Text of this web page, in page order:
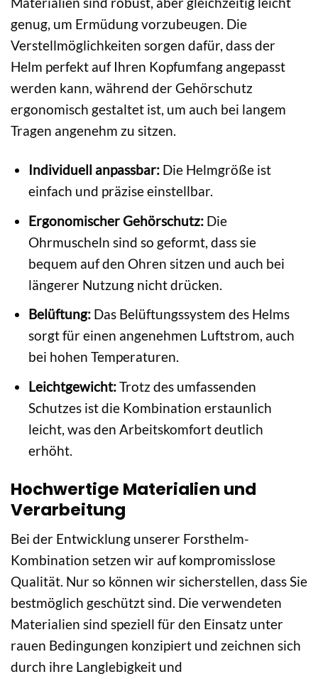
genug, um Ermüdung vorzubeugen. Die
Verstellmöglichkeiten sorgen dafür, dass der
Helm perfekt auf Ihren Kopfumfang angepasst
werden kann, während der Gehörschutz
ergonomisch gestaltet ist, um auch bei langem
Tragen angenehm zu sitzen.
Individuell anpassbar:Die Helmgröße ist
einfach und präzise einstellbar.
Ergonomischer Gehörschutz:Die
Ohrmuscheln sind so geformt, dass sie
bequem auf den Ohren sitzen und auch bei
längerer Nutzung nicht drücken.
Belüftung:Das Belüftungssystem des Helms
sorgt für einen angenehmen Luftstrom, auch
bei hohen Temperaturen.
Leichtgewicht:Trotz des umfassenden
Schutzes ist die Kombination erstaunlich
leicht, was den Arbeitskomfort deutlich
erhöht.
Hochwertige Materialien und
Verarbeitung
Bei der Entwicklung unserer Forsthelm-
Kombination setzen wir auf kompromisslose
Qualität. Nur so können wir sicherstellen, dass Sie
bestmöglich geschützt sind. Die verwendeten
Materialien sind speziell für den Einsatz unter
rauen Bedingungen konzipiert und zeichnen sich
durch ihre Langlebigkeit und